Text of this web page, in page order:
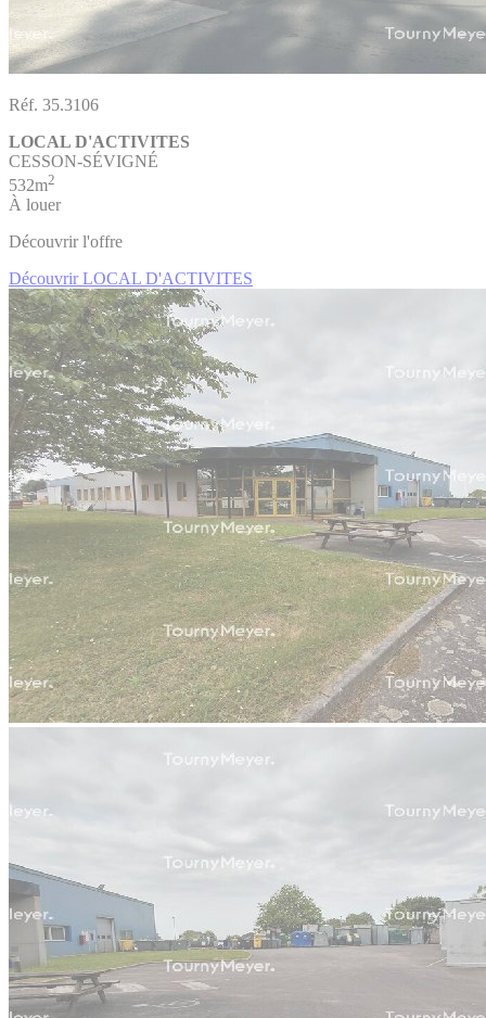
Réf. 35.3106
LOCAL D'ACTIVITES
CESSON-SÉVIGNÉ
532m2
À louer
Découvrir l'offre
Découvrir LOCAL D'ACTIVITES